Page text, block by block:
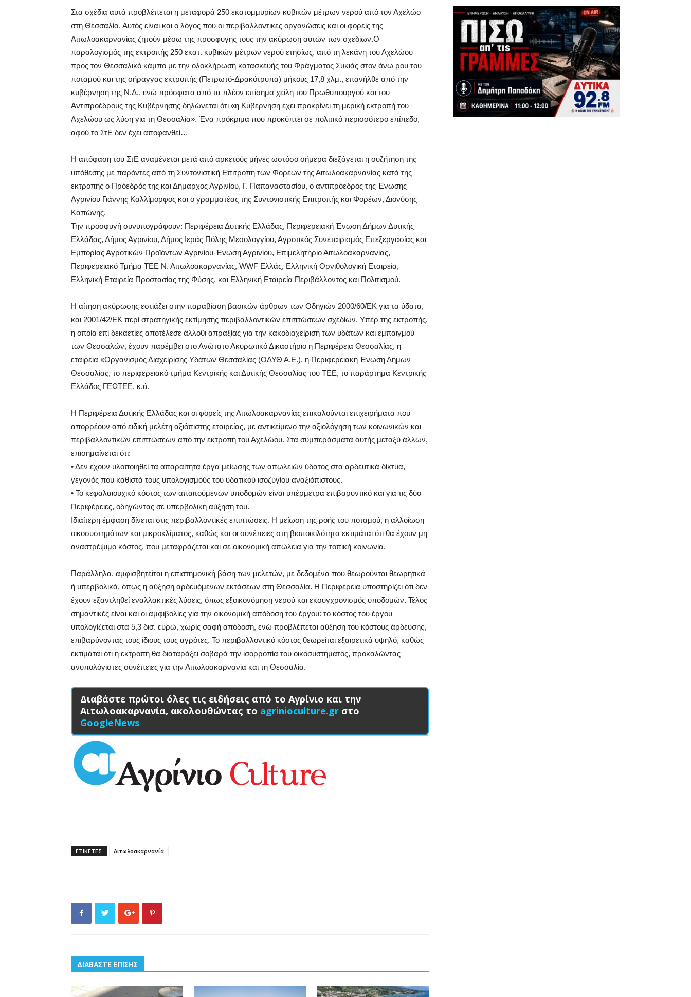
Στα σχέδια αυτά προβλέπεται η μεταφορά 250 εκατομμυρίων κυβικών μέτρων νερού από τον Αχελώο
στη Θεσσαλία. Αυτός είναι και ο λόγος που οι περιβαλλοντικές οργανώσεις και οι φορείς της
Αιτωλοακαρνανίας ζητούν μέσω της προσφυγής τους την ακύρωση αυτών των σχεδίων.Ο
παραλογισμός της εκτροπής 250 εκατ. κυβικών μέτρων νερού ετησίως, από τη λεκάνη του Αχελώου
προς τον Θεσσαλικό κάμπο με την ολοκλήρωση κατασκευής του Φράγματος Συκιάς στον άνω ρου του
ποταμού και της σήραγγας εκτροπής (Πετρωτό-Δρακότρυπα) μήκους 17,8 χλμ., επανήλθε από την
κυβέρνηση της Ν.Δ., ενώ πρόσφατα από τα πλέον επίσημα χείλη του Πρωθυπουργού και του
Αντιπροέδρους της Κυβέρνησης δηλώνεται ότι «η Κυβέρνηση έχει προκρίνει τη μερική εκτροπή του
Αχελώου ως λύση για τη Θεσσαλία». Ένα πρόκριμα που προκύπτει σε πολιτικό περισσότερο επίπεδο,
αφού το ΣτΕ δεν έχει αποφανθεί…
Η απόφαση του ΣτΕ αναμένεται μετά από αρκετούς μήνες ωστόσο σήμερα διεξάγεται η συζήτηση της
υπόθεσης με παρόντες από τη Συντονιστική Επιτροπή των Φορέων της Αιτωλοακαρνανίας κατά της
εκτροπής ο Πρόεδρός της και Δήμαρχος Αγρινίου, Γ. Παπαναστασίου, ο αντιπρόεδρος της Ένωσης
Αγρινίου Γιάννης Καλλίμορφος και ο γραμματέας της Συντονιστικής Επιτροπής και Φορέων, Διονύσης
Καπώνης.
Την προσφυγή συνυπογράφουν: Περιφέρεια Δυτικής Ελλάδας, Περιφερειακή Ένωση Δήμων Δυτικής
Ελλάδας, Δήμος Αγρινίου, Δήμος Ιεράς Πόλης Μεσολογγίου, Αγροτικός Συνεταιρισμός Επεξεργασίας και
Εμπορίας Αγροτικών Προϊόντων Αγρινίου-Ένωση Αγρινίου, Επιμελητήριο Αιτωλοακαρνανίας,
Περιφερειακό Τμήμα ΤΕΕ Ν. Αιτωλοακαρνανίας, WWF Ελλάς, Ελληνική Ορνιθολογική Εταιρεία,
Ελληνική Εταιρεία Προστασίας της Φύσης, και Ελληνική Εταιρεία Περιβάλλοντος και Πολιτισμού.
Η αίτηση ακύρωσης εστιάζει στην παραβίαση βασικών άρθρων των Οδηγιών 2000/60/ΕΚ για τα ύδατα,
και 2001/42/ΕΚ περί στρατηγικής εκτίμησης περιβαλλοντικών επιπτώσεων σχεδίων. Υπέρ της εκτροπής,
η οποία επί δεκαετίες αποτέλεσε άλλοθι απραξίας για την κακοδιαχείριση των υδάτων και εμπαιγμού
των Θεσσαλών, έχουν παρέμβει στο Ανώτατο Ακυρωτικό Δικαστήριο η Περιφέρεια Θεσσαλίας, η
εταιρεία «Οργανισμός Διαχείρισης Υδάτων Θεσσαλίας (ΟΔΥΘ Α.Ε.), η Περιφερειακή Ένωση Δήμων
Θεσσαλίας, το περιφερειακό τμήμα Κεντρικής και Δυτικής Θεσσαλίας του ΤΕΕ, το παράρτημα Κεντρικής
Ελλάδος ΓΕΩΤΕΕ, κ.ά.
Η Περιφέρεια Δυτικής Ελλάδας και οι φορείς της Αιτωλοακαρνανίας επικαλούνται επιχειρήματα που
απορρέουν από ειδική μελέτη αξιόπιστης εταιρείας, με αντικείμενο την αξιολόγηση των κοινωνικών και
περιβαλλοντικών επιπτώσεων από την εκτροπή του Αχελώου. Στα συμπεράσματα αυτής μεταξύ άλλων,
επισημαίνεται ότι:
• Δεν έχουν υλοποιηθεί τα απαραίτητα έργα μείωσης των απωλειών ύδατος στα αρδευτικά δίκτυα,
γεγονός που καθιστά τους υπολογισμούς του υδατικού ισοζυγίου αναξιόπιστους.
• Το κεφαλαιουχικό κόστος των απαιτούμενων υποδομών είναι υπέρμετρα επιβαρυντικό και για τις δύο
Περιφέρειες, οδηγώντας σε υπερβολική αύξηση του.
Ιδιαίτερη έμφαση δίνεται στις περιβαλλοντικές επιπτώσεις. Η μείωση της ροής του ποταμού, η αλλοίωση
οικοσυστημάτων και μικροκλίματος, καθώς και οι συνέπειες στη βιοποικιλότητα εκτιμάται ότι θα έχουν μη
αναστρέψιμο κόστος, που μεταφράζεται και σε οικονομική απώλεια για την τοπική κοινωνία.
Παράλληλα, αμφισβητείται η επιστημονική βάση των μελετών, με δεδομένα που θεωρούνται θεωρητικά
ή υπερβολικά, όπως η αύξηση αρδευόμενων εκτάσεων στη Θεσσαλία. Η Περιφέρεια υποστηρίζει ότι δεν
έχουν εξαντληθεί εναλλακτικές λύσεις, όπως εξοικονόμηση νερού και εκσυγχρονισμός υποδομών. Τέλος
σημαντικές είναι και οι αμφιβολίες για την οικονομική απόδοση του έργου: το κόστος του έργου
υπολογίζεται στα 5,3 δισ. ευρώ, χωρίς σαφή απόδοση, ενώ προβλέπεται αύξηση του κόστους άρδευσης,
επιβαρύνοντας τους ίδιους τους αγρότες. Το περιβαλλοντικό κόστος θεωρείται εξαιρετικά υψηλό, καθώς
εκτιμάται ότι η εκτροπή θα διαταράξει σοβαρά την ισορροπία του οικοσυστήματος, προκαλώντας
ανυπολόγιστες συνέπειες για την Αιτωλοακαρνανία και τη Θεσσαλία.
Διαβάστε πρώτοι όλες τις ειδήσεις από το Αγρίνιο και την
Αιτωλοακαρνανία, ακολουθώντας το agrinioculture.gr στο
GoogleNews
ΕΤΙΚΕΤΕΣ Αιτωλοακαρνανία
ΔΙΑΒΑΣΤΕ ΕΠΙΣΗΣ